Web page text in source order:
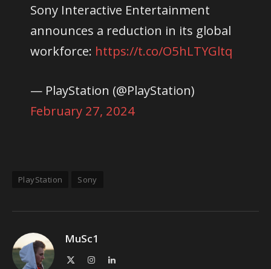
Sony Interactive Entertainment
announces a reduction in its global
workforce: https://t.co/O5hLTYGltq
— PlayStation (@PlayStation)
February 27, 2024
PlayStation Sony
MuSc1
InstagramLinkedIn